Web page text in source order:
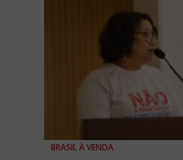
BRASIL À VENDA